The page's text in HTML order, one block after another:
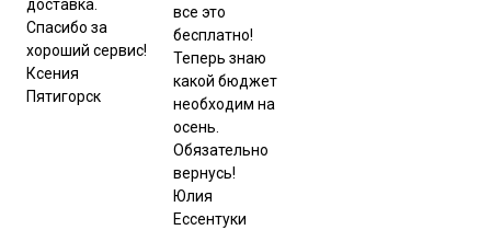
доставка.
Спасибо за
хороший сервис!
Ксения
Пятигорск
все это
бесплатно!
Теперь знаю
какой бюджет
необходим на
осень.
Обязательно
вернусь!
Юлия
Ессентуки